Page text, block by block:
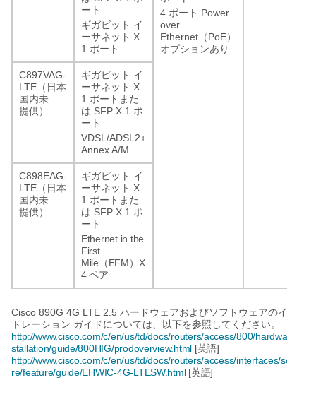
ート
ギガビット イ
ーサネット X
1 ポート
4 ポート Power
over
Ethernet （ PoE）
オプションあり
C897VAG-
LTE （日本
国内未
提供）
ギガビット イ
ーサネット X
1 ポートまた
は SFP X 1 ポ
ート
VDSL/ADSL2+
Annex A/M
C898EAG-
LTE （日本
国内未
提供）
ギガビット イ
ーサネット X
1 ポートまた
は SFP X 1 ポ
ート
Ethernet in the
First
Mile （ EFM ） X
4ペア
Cisco 890G 4G LTE 2.5 ハードウェアおよびソフトウェアのインス
トレーション ガイドについては、以下を参照してください。
http://www.cisco.com/c/en/us/td/docs/routers/access/800/hardware/in
stallation/guide/800HIG/prodoverview.html [英語]
http://www.cisco.com/c/en/us/td/docs/routers/access/interfaces/softwa
re/feature/guide/EHWIC-4G-LTESW.html[英語]